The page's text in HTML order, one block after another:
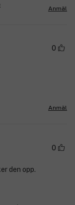
Anmäl
0
Anmäl
0
den opp.